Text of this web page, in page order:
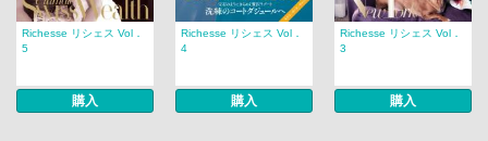
Richesse リシェス Vol．
5
購入
Richesse リシェス Vol．
4
購入
Richesse リシェス Vol．
3
購入